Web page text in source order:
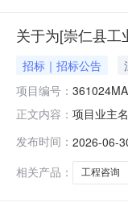
关于为[崇仁县
招标｜招标公告
项目编号：
正文内容： 项目业主
崇仁县工
发布时间： 2026-06-
相关产品：
工程咨询